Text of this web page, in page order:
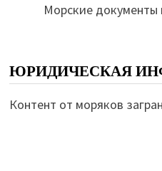
Морские документы
ЮРИДИЧЕСКАЯ
Контент от моряков